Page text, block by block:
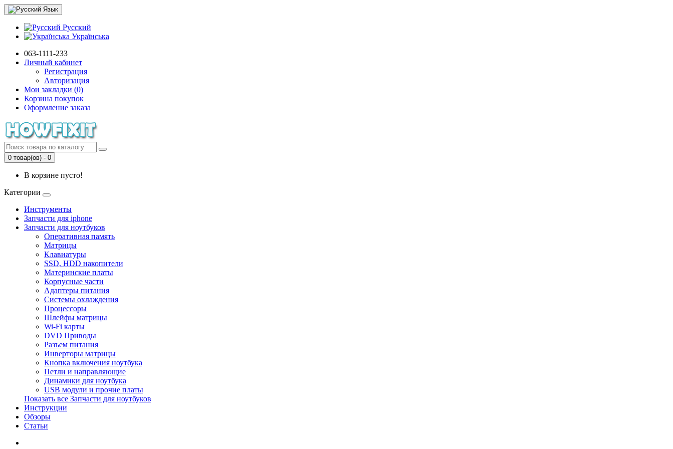
Язык
Русский
Українська
063-1111-233
Личный кабинет
Регистрация
Авторизация
Мои закладки (0)
Корзина покупок
Оформление заказа
0 товар(ов) - 0
В корзине пусто!
Категории
Инструменты
Запчасти для iphone
Запчасти для ноутбуков
Оперативная память
Матрицы
Клавиатуры
SSD, HDD накопители
Материнские платы
Корпусные части
Адаптеры питания
Системы охлаждения
Процессоры
Шлейфы матрицы
Wi-Fi карты
DVD Приводы
Разъем питания
Инверторы матрицы
Кнопка включения ноутбука
Петли и направляющие
Динамики для ноутбука
USB модули и прочие платы
Показать все Запчасти для ноутбуков
Инструкции
Обзоры
Статьи